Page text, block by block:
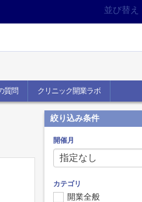
質問 クリニック開業ラボ
並び替え
絞り込み条件
開催月
カテゴリ
開業全般